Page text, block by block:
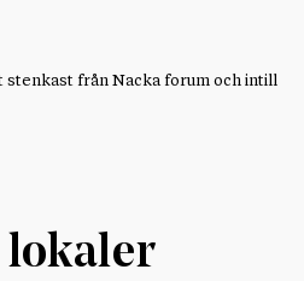
från Nacka forum och intill